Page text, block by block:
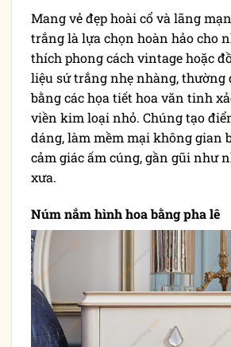
Mang vẻ đẹp hoài cổ và lãng
trắng là lựa chọn hoàn hảo cho
thích phong cách vintage hoặc
liệu sứ trắng nhẹ nhàng,
bằng các họa tiết hoa văn tinh
viền kim loại nhỏ. Chúng tạo
dáng, làm mềm mại không gian
cảm giác ấm cúng, gần gũi như
xưa.
Núm nắm hình hoa bằng pha lê